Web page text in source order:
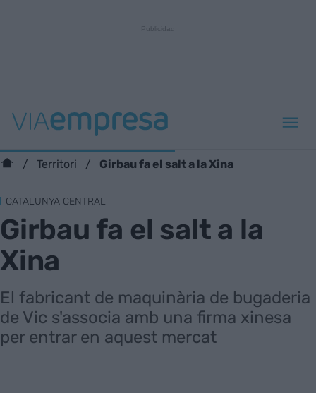
Territori Girbau fa el salt a la Xina
CATALUNYA CENTRAL
Girbau fa el salt a la
Xina
El fabricant de maquinària de bugaderia
de Vic s'associa amb una firma xinesa
per entrar en aquest mercat